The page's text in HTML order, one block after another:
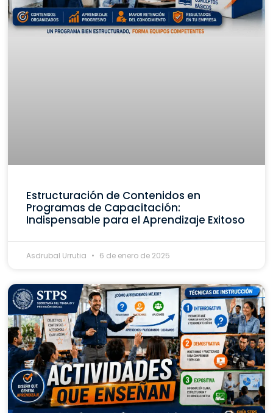
Estructuración de Contenidos en
Programas de Capacitación:
Indispensable para el Aprendizaje Exitoso
Asdrubal Urrutia 6 de enero de 2025